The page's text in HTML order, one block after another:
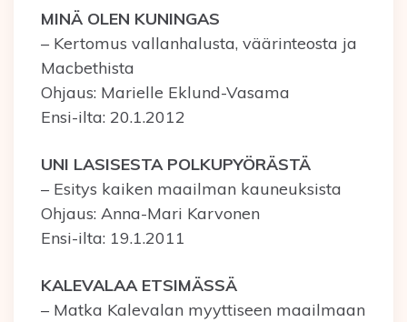
MINÄ OLEN KUNINGAS
– Kertomus vallanhalusta, väärinteosta ja
Macbethista
Ohjaus: Marielle Eklund-Vasama
Ensi-ilta: 20.1.2012
UNI LASISESTA POLKUPYÖRÄSTÄ
– Esitys kaiken maailman kauneuksista
Ohjaus: Anna-Mari Karvonen
Ensi-ilta: 19.1.2011
KALEVALAA ETSIMÄSSÄ
– Matka Kalevalan myyttiseen maailmaan